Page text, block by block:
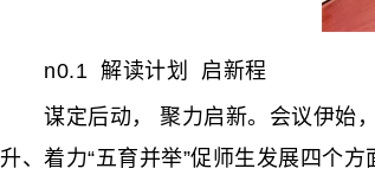
n0.1 解读计划 启新程
谋定后动， 聚力启新。会议伊始，
升、着力“五育并举”促师生发展四个